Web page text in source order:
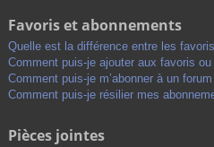
Favoris et abonnements
Quelle est la différence entre les
Comment puis-je ajouter aux favoris
Comment puis-je m’abonner à un
Comment puis-je résilier mes
Pièces jointes